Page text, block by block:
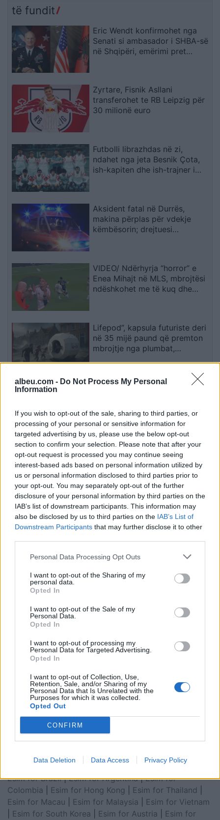
albeu.com - Do Not Process My Personal
Information
If you wish to opt-out of the sale, sharing to third parties, or
processing of your personal or sensitive information for
targeted advertising by us, please use the below opt-out
section to confirm your selection. Please note that after your
opt-out request is processed you may continue seeing
interest-based ads based on personal information utilized by
us or personal information disclosed to third parties prior to
your opt-out. You may separately opt-out of the further
disclosure of your personal information by third parties on the
IAB’s list of downstream participants. This information may
also be disclosed by us to third parties on the IAB’s List of
Downstream Participants that may further disclose it to other
Personal Data Processing Opt Outs
I want to opt-out of the Sharing of my
personal data.
Opted In
I want to opt-out of the Sale of my
Personal Data.
Opted In
I want to opt-out of processing my
Personal Data for Targeted Advertising.
Opted In
I want to opt-out of Collection, Use,
Retention, Sale, and/or Sharing of my
Personal Data that Is Unrelated with the
Purposes for which it was collected.
Opted Out
CONFIRM
Data Deletion Data Access Privacy Policy
të fundit
Eric Wendt konfirmohet nga
Senati si ambasador i SHBA-së
në Shqipëri, emërimi pret
Zyrtare, Fisnik Asllani
transferohet te RB Leipzig për
30 milionë euro
Futbolli librazhdas në zi,
ndahet nga jeta Besnik Çota,
ish-kapiten dhe ish-trajner i
Aksident fatal në Durrës,
makina përplas për vdekje
këmbësorin; drejtuesi
VIDEO/ Ndërhyrja “horror” e
Enea Mihajt në MLS, mbrojtësi
ndëshkohet me të kuq dhe
Lifepod”, kapsula futuriste deri
në 35 mijë paund që premton
mbrojtje nga plumbat,
UBTech nxjerr në treg robotët
Esim for Global
for Turkey|Esim for Germany|Esim for Greece|
for Asia|Esim for World Cup 2026
Arabia
Esim for Egypt |Esim for United Arab
Emirates|Esim for Balkans|Esim for Morocco|
for China|Esim for United Kingdom |Esim for Africa
Esim for Latin America
Cooperation Council|Esim for Middle East|Esim for
South America|Esim for Canada
Esim for Japan|Esim for Albania|Esim for Kosovo|
Esim for Switzerland
Esim for Tunisia
Esim for Algeria Esim for Portugal
Esim for Brazil|Esim for Argentina|Esim for
Colombia
Esim for Hong Kong Esim for Thailand
Esim for Macau
Esim for Malaysia
Esim for Vietnam
Esim for South Korea Esim for Austria
Esim for